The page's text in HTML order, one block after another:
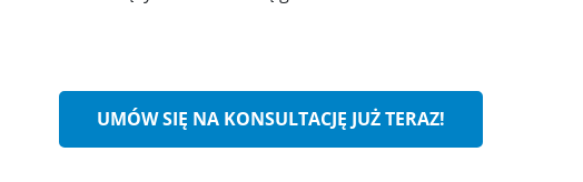
UMÓW SIĘ NA KONSULTACJĘ JUŻ TERAZ!